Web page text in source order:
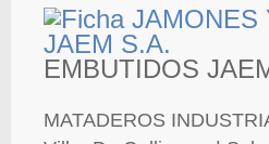
EMBUTIDOS
MATADEROS